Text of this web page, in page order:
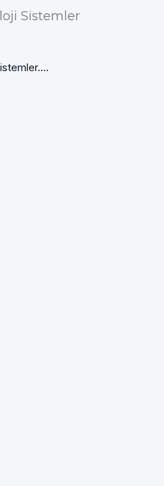
Sistemler